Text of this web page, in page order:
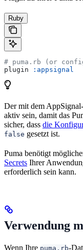
Ruby
# puma.rb (or
plugin
:appsignal
Der mit dem
aktiv sein, damit das
sicher, dass die
false gesetzt ist.
Puma benötigt
Secrets Ihrer
erforderlich sein kann.
Verwendung
Wenn Ihre puma.rb-